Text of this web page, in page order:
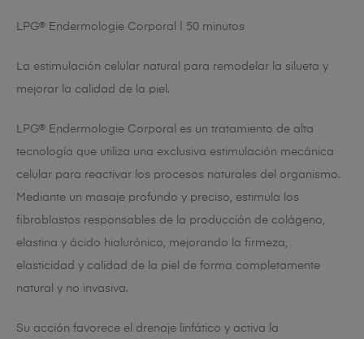
LPG® Endermologie Corporal | 50 minutos
La estimulación celular natural para remodelar la silueta y
mejorar la calidad de la piel.
LPG® Endermologie Corporal es un tratamiento de alta
tecnología que utiliza una exclusiva estimulación mecánica
celular para reactivar los procesos naturales del organismo.
Mediante un masaje profundo y preciso, estimula los
fibroblastos responsables de la producción de colágeno,
elastina y ácido hialurónico, mejorando la firmeza,
elasticidad y calidad de la piel de forma completamente
natural y no invasiva.
Su acción favorece el drenaje linfático y activa la